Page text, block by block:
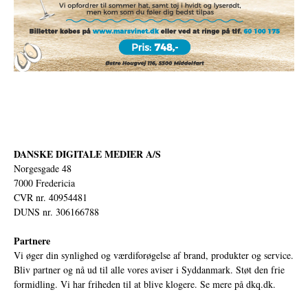
DANSKE DIGITALE MEDIER A/S
Norgesgade 48
7000 Fredericia
CVR nr. 40954481
DUNS nr. 306166788
Partnere
Vi øger din synlighed og værdiforøgelse af brand, produkter og service.
Bliv partner og nå ud til alle vores aviser i Syddanmark. Støt den frie
formidling. Vi har friheden til at blive klogere. Se mere på dkq.dk.